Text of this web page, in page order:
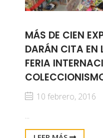
MÁS DE CIEN
DARÁN CITA EN
FERIA
10 febrero, 2016
...